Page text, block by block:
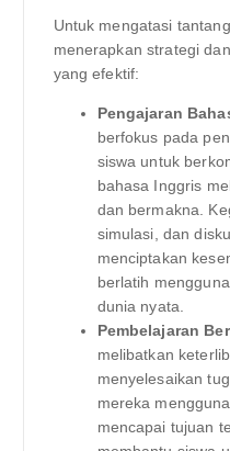
Untuk mengatasi
menerapkan strategi
yang efektif:
Pengajaran
berfokus pada
siswa untuk
bahasa Inggris
dan bermakna.
simulasi, dan
menciptakan
berlatih
dunia nyata.
Pembelajaran
melibatkan
menyelesaikan
mereka
mencapai tujuan